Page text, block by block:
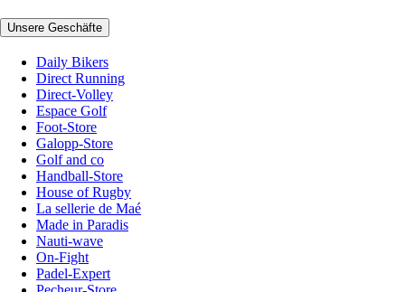
Unsere Geschäfte
Daily Bikers
Direct Running
Direct-Volley
Espace Golf
Foot-Store
Galopp-Store
Golf and co
Handball-Store
House of Rugby
La sellerie de Maé
Made in Paradis
Nauti-wave
On-Fight
Padel-Expert